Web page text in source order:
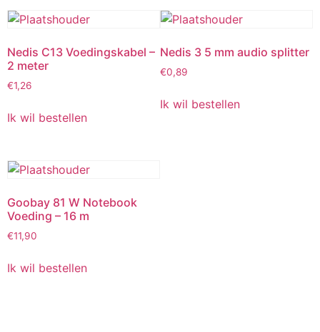
Nedis C13 Voedingskabel –
2 meter
€1,26
Ik wil bestellen
Nedis 3 5 mm audio splitter
€0,89
Ik wil bestellen
Goobay 81 W Notebook
Voeding – 16 m
€11,90
Ik wil bestellen